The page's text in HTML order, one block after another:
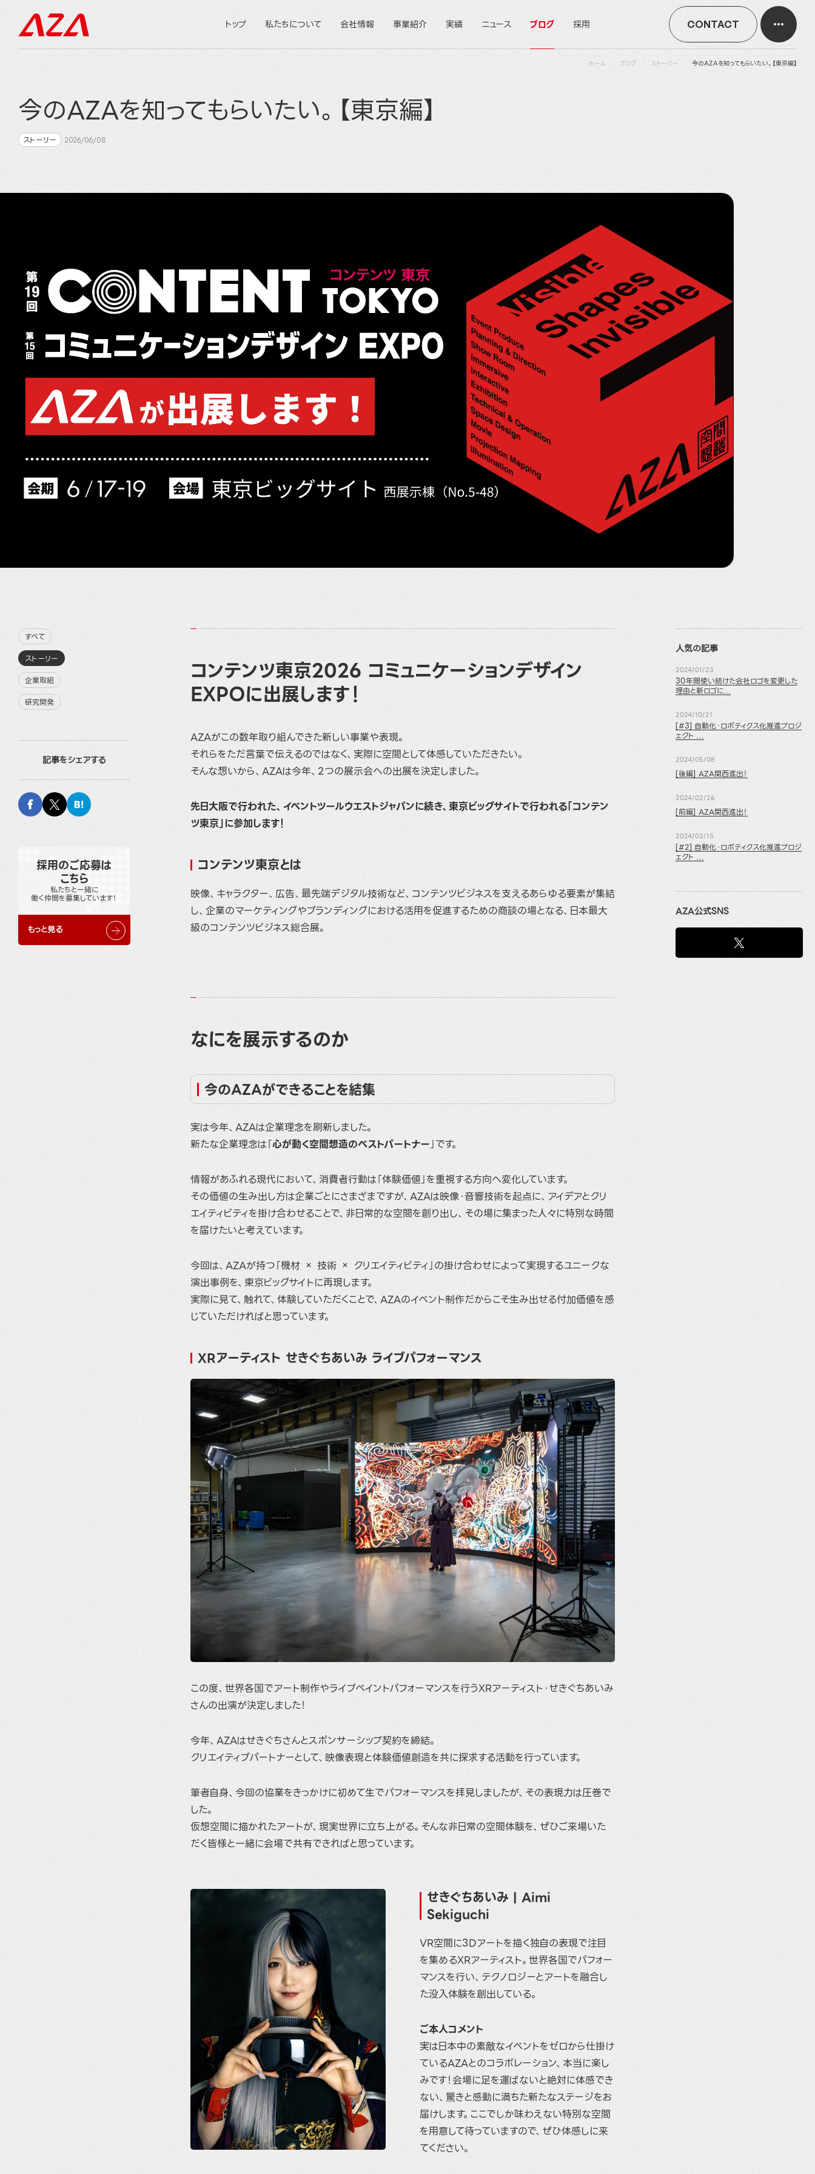
CONTACT
トップ 私たちについて 会社情報 事業紹介 実績 ニュース ブログ 採用
ホーム ブログ ストーリー 今のAZAを知ってもらいたい。【東京編】
今のAZAを知ってもらいたい。【東京編】
ストーリー 2026/06/08
すべて
ストーリー
企業取組
研究開発
記事をシェアする
採用のご応募は
こちら
私たちと一緒に
働く仲間を募集しています！
もっと見る
コンテンツ東京2026 コミュニケーションデザイン
EXPOに出展します！
AZAがこの数年取り組んできた新しい事業や表現。
それらをただ言葉で伝えるのではなく、実際に空間として体感していただきたい。
そんな想いから、AZAは今年、2つの展示会への出展を決定しました。
先日大阪で行われた、イベントツールウエストジャパンに続き、東京ビッグサイトで行われる「コンテン
ツ東京」に参加します！
コンテンツ東京とは
映像、キャラクター、広告、最先端デジタル技術など、コンテンツビジネスを支えるあらゆる要素が集結
し、企業のマーケティングやブランディングにおける活用を促進するための商談の場となる、日本最大
級のコンテンツビジネス総合展。
なにを展示するのか
今のAZAができることを結集
実は今年、AZAは企業理念を刷新しました。
新たな企業理念は「心が動く空間想造のベストパートナー」です。
情報があふれる現代において、消費者行動は「体験価値」を重視する方向へ変化しています。
その価値の生み出し方は企業ごとにさまざまですが、AZAは映像・音響技術を起点に、アイデアとクリ
エイティビティを掛け合わせることで、非日常的な空間を創り出し、その場に集まった人々に特別な時間
を届けたいと考えています。
今回は、AZAが持つ「機材 × 技術 × クリエイティビティ」の掛け合わせによって実現するユニークな
演出事例を、東京ビッグサイトに再現します。
実際に見て、触れて、体験していただくことで、AZAのイベント制作だからこそ生み出せる付加価値を感
じていただければと思っています。
XRアーティスト せきぐちあいみ ライブパフォーマンス
この度、世界各国でアート制作やライブペイントパフォーマンスを行うXRアーティスト・せきぐちあいみ
さんの出演が決定しました！
今年、AZAはせきぐちさんとスポンサーシップ契約を締結。
クリエイティブパートナーとして、映像表現と体験価値創造を共に探求する活動を行っています。
筆者自身、今回の協業をきっかけに初めて生でパフォーマンスを拝見しましたが、その表現力は圧巻で
した。
仮想空間に描かれたアートが、現実世界に立ち上がる。そんな非日常の空間体験を、ぜひご来場いた
だく皆様と一緒に会場で共有できればと思っています。
せきぐちあいみ | Aimi
Sekiguchi
VR空間に3Dアートを描く独自の表現で注目
を集めるXRアーティスト。世界各国でパフォー
マンスを行い、テクノロジーとアートを融合し
た没入体験を創出している。
ご本人コメント
実は日本中の素敵なイベントをゼロから仕掛け
ているAZAとのコラボレーション、本当に楽し
みです！会場に足を運ばないと絶対に体感でき
ない、驚きと感動に満ちた新たなステージをお
届けします。ここでしか味わえない特別な空間
を用意して待っていますので、ぜひ体感しに来
てください。
人気の記事
2024/01/23
30年間使い続けた会社ロゴを変更した
理由と新ロゴに...
2024/10/21
[#3] 自動化・ロボティクス化推進プロジ
ェクト ...
2024/05/08
[後編] AZA関西進出！
2024/02/26
[前編] AZA関西進出！
2024/03/15
[#2] 自動化・ロボティクス化推進プロジ
ェクト ...
AZA公式SNS